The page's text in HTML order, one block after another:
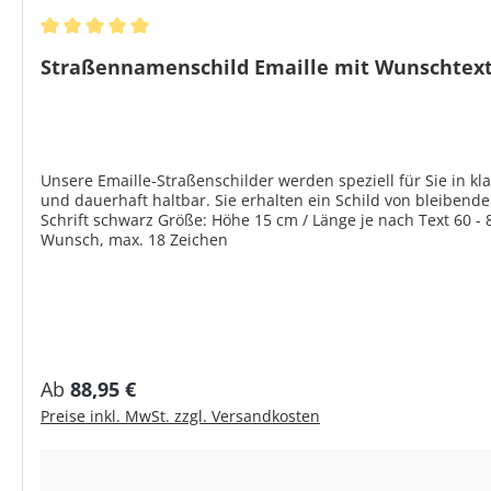
Straßennamenschild Emaille mit
Unsere Emaille-Straßenschilder werden speziell für Sie in
und dauerhaft haltbar. Sie erhalten ein Schild von bleibendem Wert. Produktmerkmale Material: Stahlblech emalliert, leicht
Schrift schwarz Größe: Höhe 15 cm / Länge je nach Text
Wunsch, max. 18 Zeichen
Regulärer Preis:
Ab 88,95 €
Preise inkl. MwSt. zzgl. Versandkosten